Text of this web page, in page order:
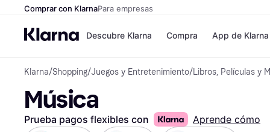
Comprar con KlarnaPara empresas
Descubre Klarna
Formas de pago
Paga en 3 plazos
Paga en 30 días
Compra
Tiendas
Zalando Prive
Zara
App de Klarna
Klarna/Shopping/Juegos y Entretenimiento/Libros, Películas y
Música
Prueba pagos flexibles con Aprende cómo